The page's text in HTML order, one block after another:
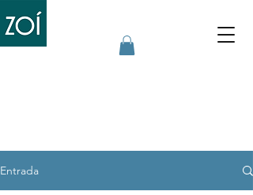
Entrada